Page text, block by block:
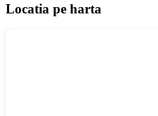
Locatia pe harta